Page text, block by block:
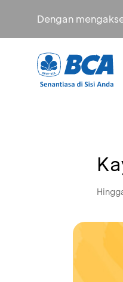
Dengan